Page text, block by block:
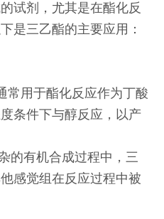
试剂，尤其是在酯化反
是三乙酯的主要应用：
常用于酯化反应作为丁酸
条件下与醇反应，以产
的有机合成过程中，三
感觉组在反应过程中被